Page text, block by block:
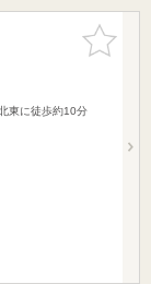
お気に入
りに追加
東に徒歩約10分